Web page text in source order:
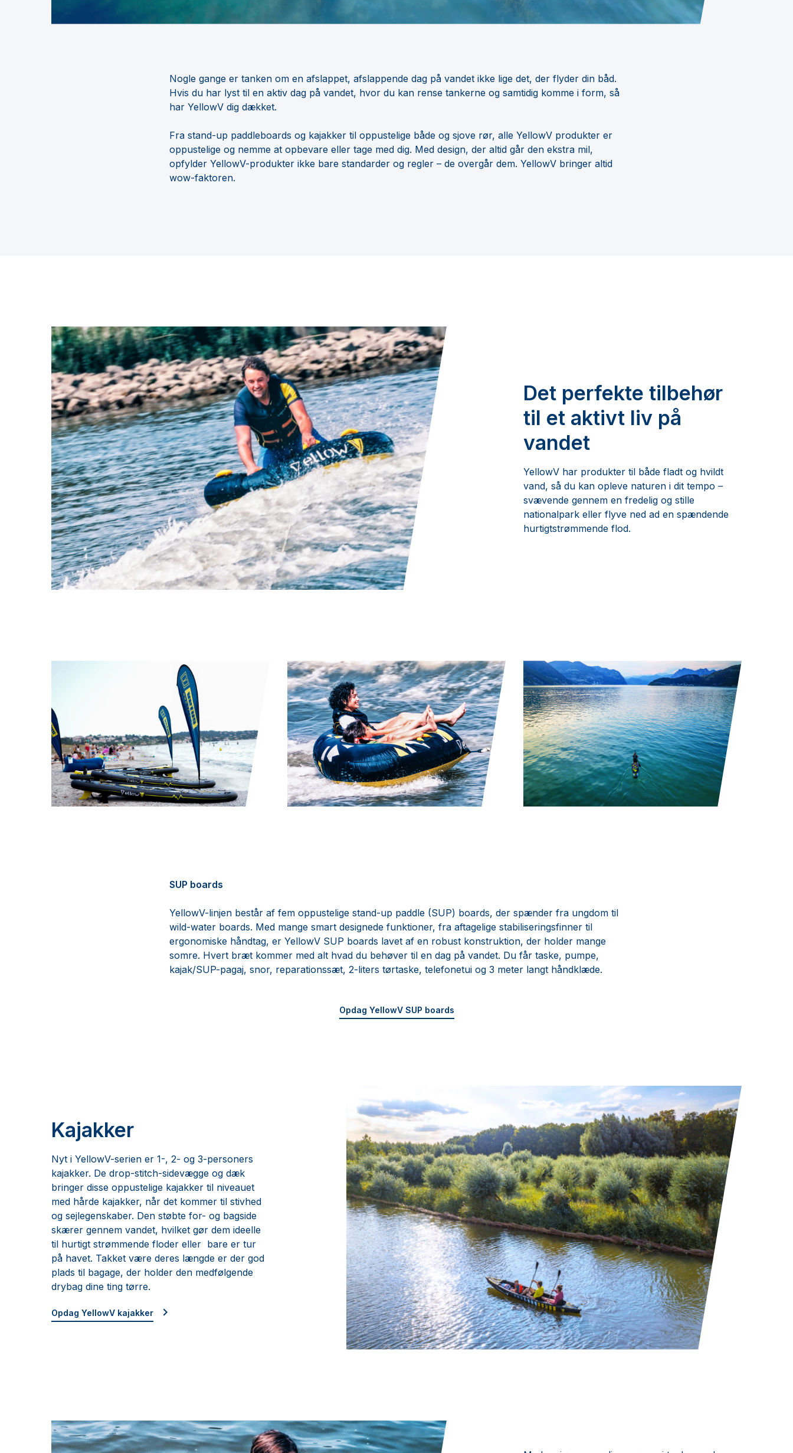
Nogle gange er tanken om en afslappet, afslappende dag på vandet ikke lige det, der flyder din båd.
Hvis du har lyst til en aktiv dag på vandet, hvor du kan rense tankerne og samtidig komme i form, så
har YellowV dig dækket.
Fra stand-up paddleboards og kajakker til oppustelige både og sjove rør, alle YellowV produkter er
oppustelige og nemme at opbevare eller tage med dig. Med design, der altid går den ekstra mil,
opfylder YellowV-produkter ikke bare standarder og regler – de overgår dem. YellowV bringer altid
wow-faktoren.
Det perfekte tilbehør
til et aktivt liv på
vandet
YellowV har produkter til både fladt og hvildt
vand, så du kan opleve naturen i dit tempo –
svævende gennem en fredelig og stille
nationalpark eller flyve ned ad en spændende
hurtigtstrømmende flod.
SUP boards
YellowV-linjen består af fem oppustelige stand-up paddle (SUP) boards, der spænder fra ungdom til
wild-water boards. Med mange smart designede funktioner, fra aftagelige stabiliseringsfinner til
ergonomiske håndtag, er YellowV SUP boards lavet af en robust konstruktion, der holder mange
somre. Hvert bræt kommer med alt hvad du behøver til en dag på vandet. Du får taske, pumpe,
kajak/SUP-pagaj, snor, reparationssæt, 2-liters tørtaske, telefonetui og 3 meter langt håndklæde.
Opdag YellowV SUP boards
Kajakker
Nyt i YellowV-serien er 1-, 2- og 3-personers
kajakker. De drop-stitch-sidevægge og dæk
bringer disse oppustelige kajakker til niveauet
med hårde kajakker, når det kommer til stivhed
og sejlegenskaber. Den støbte for- og bagside
skærer gennem vandet, hvilket gør dem ideelle
til hurtigt strømmende floder eller bare er tur
på havet. Takket være deres længde er der god
plads til bagage, der holder den medfølgende
drybag dine ting tørre.
Opdag YellowV kajakker